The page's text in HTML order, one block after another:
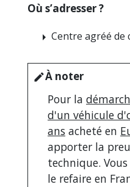
Où s’adresser ?
arrow_right Centre agréé de
editÀ noter
Pour la
d'un véhicule
ans acheté en
apporter la
technique.
le refaire en